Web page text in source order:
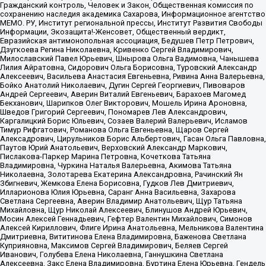
Гражданский контроль, Человек и Закон, Общественная комиссия по
сохранению наследия академика Сахарова, Информационное агентство
МЕМО. РУ, Институт региональной прессы, Институт Развития Свободы
Информации, Экозащита!-Женсовет, Общественный вердикт,
Евразийская антимонопольная ассоциация, Бедушев Петр Петрович,
Дзугкоева Регина Николаевна, Кривенко Сергей Владимирович,
Милославский Павел Юрьевич, Шнырова Ольга Вадимовна, Чанышева
Лилия Айратовна, Сидорович Ольга Борисовна, Туровский Александр
Алексеевич, Васильева Анастасия Евгеньевна, Ривина Анна Валерьевна,
Бойко Анатолий Николаевич, Дугин Сергей Георгиевич, Пивоваров
Андрей Сергеевич, Аверин Виталий Евгеньевич, Барахоев Магомед
Бекханович, Шарипков Олег Викторович, Мошель Ирина Ароновна,
Шведов Григорий Сергеевич, Пономарев Лев Александрович,
Каргалицкий Борис Юльевич, Созаев Валерий Валерьевич, Исламов
Тимур Рифгатович, Романова Ольга Евгеньевна, Щаров Сергей
Алексадрович, Цирульников Борис Альбертович, Гасан Ольга Павловна,
Паутов Юрий Анатольевич, Верховский Александр Маркович,
Пислакова-Паркер Марина Петровна, Кочеткова Татьяна
Владимировна, Чуркина Наталья Валерьевна, Акимова Татьяна
Николаевна, Золотарева Екатерина Александровна, Рачинский Ян
Збигневич, Жемкова Елена Борисовна, Гудков Лев Дмитриевич,
Илларионова Юлия Юрьевна, Саранг Анна Васильевна, Захарова
Светлана Сергеевна, Аверин Владимир Анатольевич, Щур Татьяна
Михайловна, Щур Николай Алексеевич, Блинушов Андрей Юрьевич,
Мосин Алексей Геннадьевич, Гефтер Валентин Михайлович, Симонов
Алексей Кириллович, Флиге Ирина Анатольевна, Мельникова Валентина
Дмитриевна, Вититинова Елена Владимировна, Баженова Светлана
Куприяновна, Максимов Сергей Владимирович, Беляев Сергей
Иванович, Голубева Елена Николаевна, Ганнушкина Светлана
Алексеевна, Закс Елена Владимировна, Буртина Елена Юрьевна, Гендель